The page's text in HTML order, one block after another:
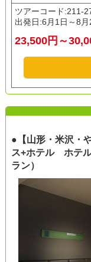
ツアーコード:211-
出発日:6月1日～8月
23,500円～
●【山形・米沢・
ス+ホテル ホテ
ラン）